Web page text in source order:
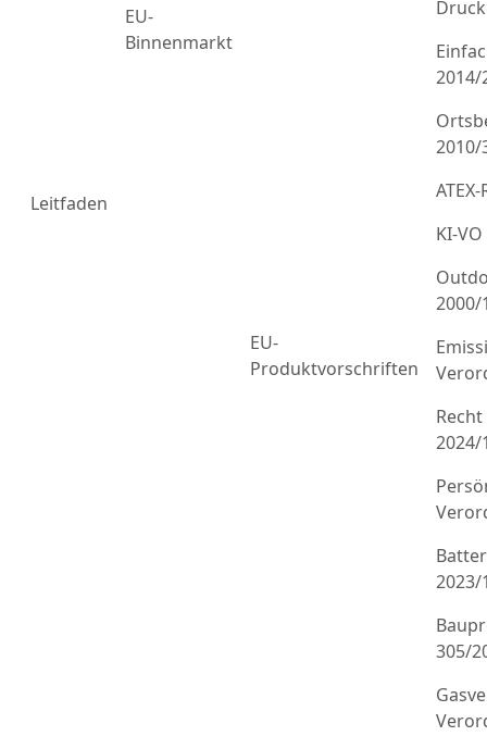
Leitfaden
EU-
Binnenmarkt
EU-
Produktvorschriften
2014/
2010/
KI-
2000/
2024/
2023/
305/